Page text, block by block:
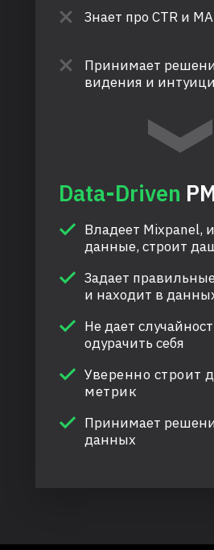
Data-Driven
Владеет Mixpanel,
данные, строит
Задает
и находит в
Не дает
одурачить себя
Уверенно строит
метрик
Знает про CTR и
Принимает
данных
Принимает
видения и